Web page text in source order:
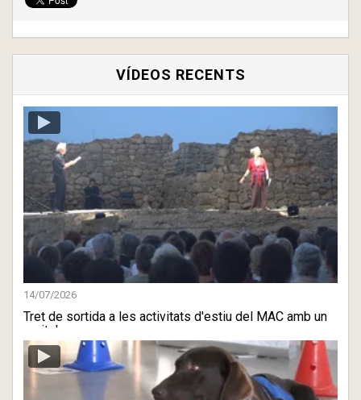
VÍDEOS RECENTS
14/07/2026
Tret de sortida a les activitats d'estiu del MAC amb un
recital ...